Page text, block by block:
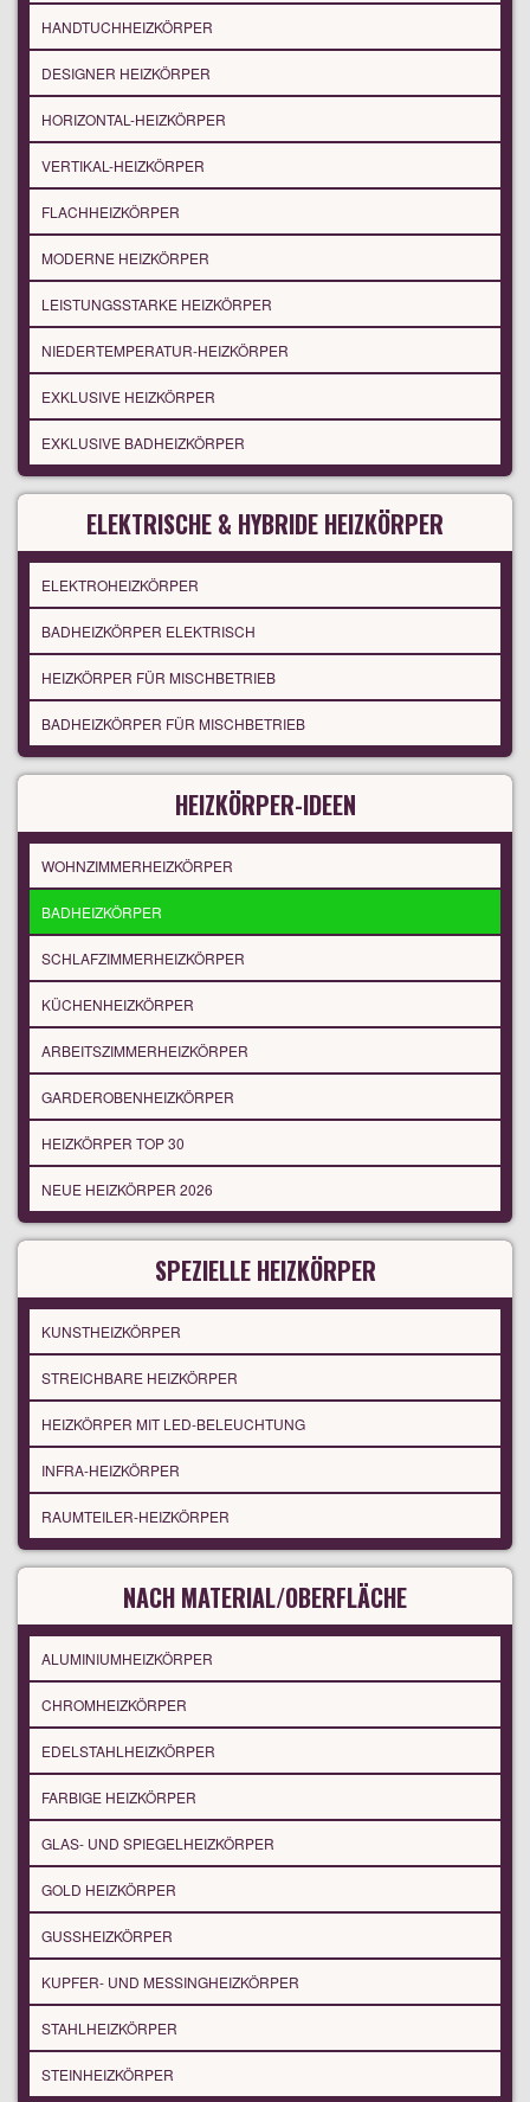
HANDTUCHHEIZKÖRPER
DESIGNER HEIZKÖRPER
HORIZONTAL-HEIZKÖRPER
VERTIKAL-HEIZKÖRPER
FLACHHEIZKÖRPER
MODERNE HEIZKÖRPER
LEISTUNGSSTARKE HEIZKÖRPER
NIEDERTEMPERATUR-HEIZKÖRPER
EXKLUSIVE HEIZKÖRPER
EXKLUSIVE BADHEIZKÖRPER
ELEKTRISCHE & HYBRIDE HEIZKÖRPER
ELEKTROHEIZKÖRPER
BADHEIZKÖRPER ELEKTRISCH
HEIZKÖRPER FÜR MISCHBETRIEB
BADHEIZKÖRPER FÜR MISCHBETRIEB
HEIZKÖRPER-IDEEN
WOHNZIMMERHEIZKÖRPER
BADHEIZKÖRPER
SCHLAFZIMMERHEIZKÖRPER
KÜCHENHEIZKÖRPER
ARBEITSZIMMERHEIZKÖRPER
GARDEROBENHEIZKÖRPER
HEIZKÖRPER TOP 30
NEUE HEIZKÖRPER 2026
SPEZIELLE HEIZKÖRPER
KUNSTHEIZKÖRPER
STREICHBARE HEIZKÖRPER
HEIZKÖRPER MIT LED-BELEUCHTUNG
INFRA-HEIZKÖRPER
RAUMTEILER-HEIZKÖRPER
NACH MATERIAL/OBERFLÄCHE
ALUMINIUMHEIZKÖRPER
CHROMHEIZKÖRPER
EDELSTAHLHEIZKÖRPER
FARBIGE HEIZKÖRPER
GLAS- UND SPIEGELHEIZKÖRPER
GOLD HEIZKÖRPER
GUSSHEIZKÖRPER
KUPFER- UND MESSINGHEIZKÖRPER
STAHLHEIZKÖRPER
STEINHEIZKÖRPER